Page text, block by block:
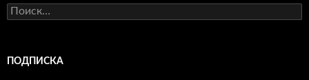
Найти:
ПОДПИСКА